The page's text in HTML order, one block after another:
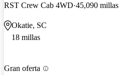
RST Crew Cab 4WD 45,090 millas
Okatie, SC
18 millas
Gran oferta